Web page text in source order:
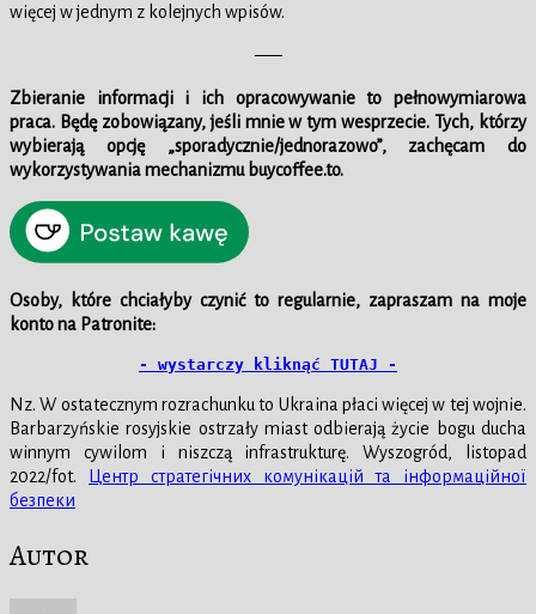
więcej w jednym z kolejnych wpisów.
—–
Zbieranie informacji i ich opracowywanie to pełnowymiarowa
praca. Będę zobowiązany, jeśli mnie w tym wesprzecie.Tych, którzy
wybierają opcję „sporadycznie/jednorazowo”, zachęcam do
wykorzystywania mechanizmu buycoffee.to.
Osoby, które chciałyby czynić to regularnie, zapraszam na moje
konto na Patronite:
- wystarczy kliknąć TUTAJ -
Nz. W ostatecznym rozrachunku to Ukraina płaci więcej w tej wojnie.
Barbarzyńskie rosyjskie ostrzały miast odbierają życie bogu ducha
winnym cywilom i niszczą infrastrukturę. Wyszogród, listopad
2022/fot.
Центр стратегічних комунікацій та інформаційної
безпеки
Autor